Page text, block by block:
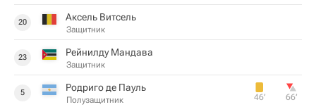
20 Аксель Витсель
Защитник
23 Рейнилду Мандава
Защитник
5 Родриго де Пауль
Полузащитник 46‎’‎ 66‎’‎